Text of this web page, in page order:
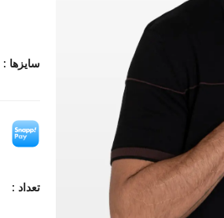
سایزها :
تعداد :